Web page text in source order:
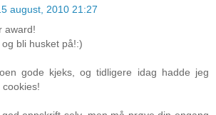
august, 2010 21:27
award!
bli husket på!:)
gode kjeks, og tidligere idag hadde jeg
cookies!